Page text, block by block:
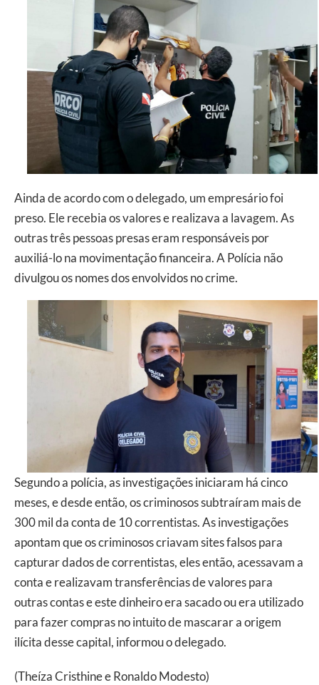
Ainda de acordo com o delegado, um empresário foi
preso. Ele recebia os valores e realizava a lavagem. As
outras três pessoas presas eram responsáveis por
auxiliá-lo na movimentação financeira. A Polícia não
divulgou os nomes dos envolvidos no crime.
Segundo a polícia, as investigações iniciaram há cinco
meses, e desde então, os criminosos subtraíram mais de
300 mil da conta de 10 correntistas. As investigações
apontam que os criminosos criavam sites falsos para
capturar dados de correntistas, eles então, acessavam a
conta e realizavam transferências de valores para
outras contas e este dinheiro era sacado ou era utilizado
para fazer compras no intuito de mascarar a origem
ilícita desse capital, informou o delegado.
(Theíza Cristhine e Ronaldo Modesto)